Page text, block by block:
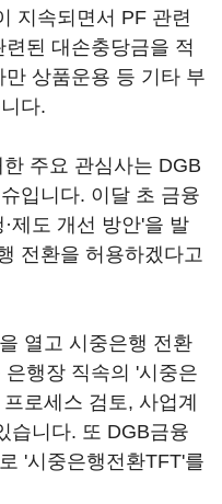
지속되면서 PF 관련
된 대손충당금을 적
상품운용 등 기타 부
다.
주요 관심사는 DGB
입니다. 이달 초 금융
제도 개선 방안'을 발
전환을 허용하겠다고
열고 시중은행 전환
행장 직속의 '시중은
로세스 검토, 사업계
습니다. 또 DGB금융
'시중은행전환TFT'를